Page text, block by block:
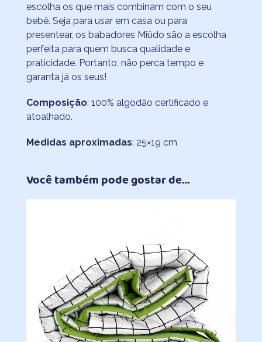
escolha os que mais combinam com o seu
bebê. Seja para usar em casa ou para
presentear, os babadores Miüdo são a escolha
perfeita para quem busca qualidade e
praticidade. Portanto, não perca tempo e
garanta já os seus!
Composição: 100% algodão certificado e
atoalhado.
Medidas aproximadas: 25×19 cm
Você também pode gostar de…